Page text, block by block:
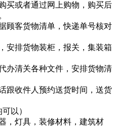
买或者通过网上购物，购买后
顾客货物清单，快递单号核对
安排货物装柜，报关，集装箱
办清关各种文件，安排货物清
跟收件人预约送货时间，送货
以）
，灯具，装修材料，建筑材